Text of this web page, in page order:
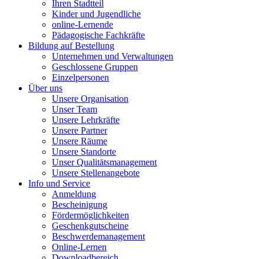
Ihren Stadtteil
Kinder und Jugendliche
online-Lernende
Pädagogische Fachkräfte
Bildung auf Bestellung
Unternehmen und Verwaltungen
Geschlossene Gruppen
Einzelpersonen
Über uns
Unsere Organisation
Unser Team
Unsere Lehrkräfte
Unsere Partner
Unsere Räume
Unsere Standorte
Unser Qualitätsmanagement
Unsere Stellenangebote
Info und Service
Anmeldung
Bescheinigung
Fördermöglichkeiten
Geschenkgutscheine
Beschwerdemanagement
Online-Lernen